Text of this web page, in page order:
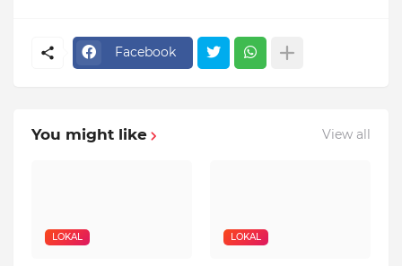
Facebook
You might like View all
LOKAL LOKAL